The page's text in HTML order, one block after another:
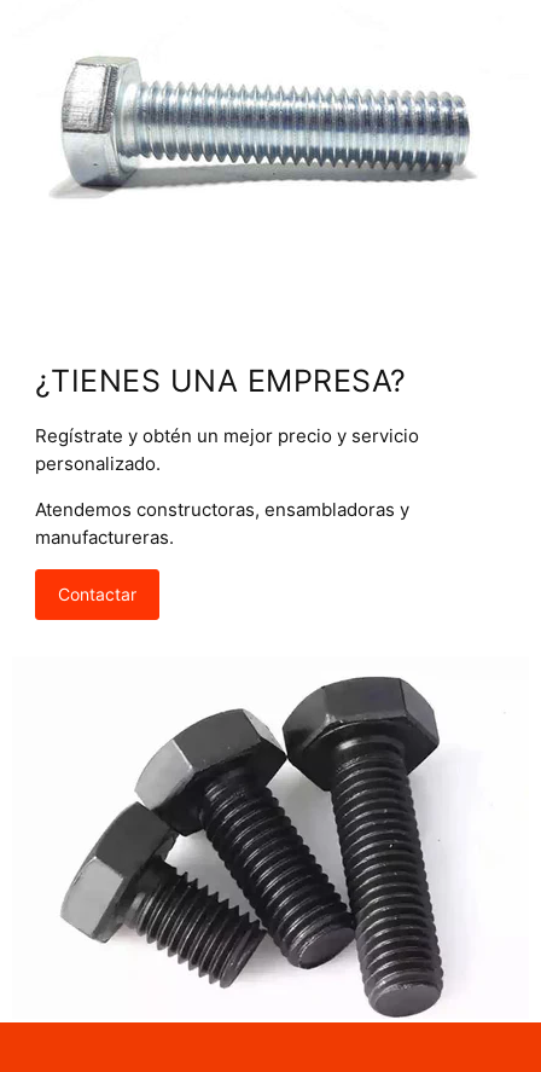
¿TIENES UNA EMPRESA?
Regístrate y obtén un mejor precio y servicio
personalizado.
Atendemos constructoras, ensambladoras y
manufactureras.
Contactar